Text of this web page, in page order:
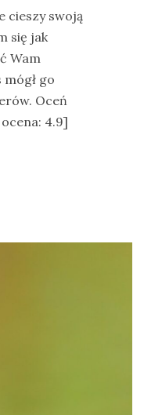
cieszy swoją
się jak
Wam
mógł go
Oceń
4.9]